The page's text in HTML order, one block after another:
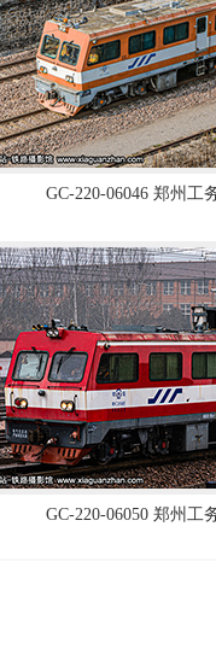
GC-220-06046 郑州工
GC-220-06050 郑州工